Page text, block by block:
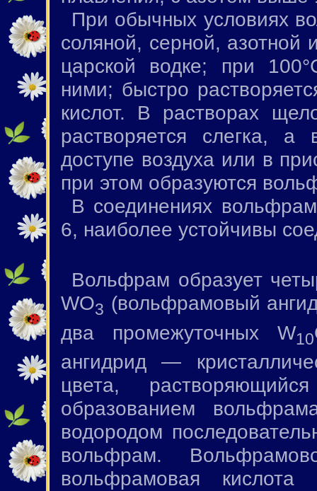
При обычных условиях
соляной, серной, азотной
царской водке; при
ними; быстро
кислот. В растворах
растворяется слегка,
доступе воздуха или в
при этом образуются
В соединениях
6, наиболее устойчивы
Вольфрам образует
WO3 (вольфрамовый
два промежуточных W10
ангидрид —
цвета,
образованием
водородом
вольфрам.
вольфрамовая кислота